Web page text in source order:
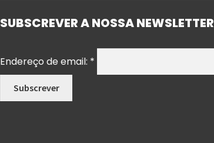
SUBSCREVER A NOSSA NEWSLETTER
Endereço de email: *